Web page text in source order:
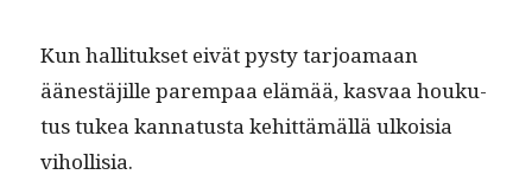
Kun hal­li­tuk­set eivät pysty tar­joa­maan
äänestäjille parem­paa elämää, kas­vaa houku­
tus tukea kan­na­tus­ta kehit­tämäl­lä ulkoisia
vihollisia.